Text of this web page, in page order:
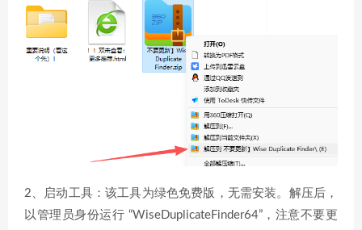
2、启动工具：该工具为绿色免费版，无需安装。解压后，
以管理员身份运行 “WiseDuplicateFinder64”，注意不要更